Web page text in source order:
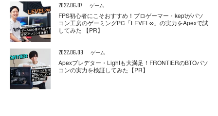
2022.06.07 ゲーム
FPS初心者にこそおすすめ！プロゲーマー・keptがパソ
コン工房のゲーミングPC「LEVEL∞」の実力をApexで試
してみた 【PR】
2022.06.03 ゲーム
Apexプレデター・Lightも大満足！FRONTIERのBTOパソ
コンの実力を検証してみた【PR】